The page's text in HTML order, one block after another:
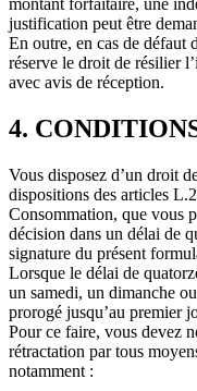
montant forfaitaire, une
justification peut être
En outre, en cas de défaut
réserve le droit de résilier
avec avis de réception.
4.
Vous disposez d’un droit
dispositions des articles
Consommation, que vous
décision dans un délai de
signature du présent
Lorsque le délai de
un samedi, un dimanche
prorogé jusqu’au premier
Pour ce faire, vous devez
rétractation par tous
notamment :